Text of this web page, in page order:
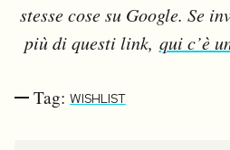
stesse cose su Google. Se
più di questi link, qui c’è
Tag: WISHLIST